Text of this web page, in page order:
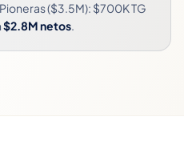
($3.5M): $700K TG
$2.8M netos.